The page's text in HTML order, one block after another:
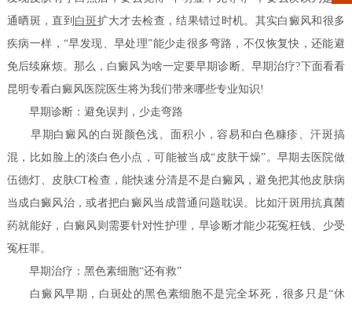
通晒斑，直到 白斑扩大才去检查，结果错过时机。其实白癜风和很多
疾病一样，“早发现、早处理”能少走很多弯路，不仅恢复快，还能避
免后续麻烦。那么，白癜风为啥一定要早期诊断、早期治疗?下面看看
昆明专看白癜风医院医生将为我们带来哪些专业知识!
早期诊断：避免误判，少走弯路
早期白癜风的白斑颜色浅、面积小，容易和白色糠疹、汗斑搞
混，比如脸上的淡白色小点，可能被当成“皮肤干燥”。早期去医院做
伍德灯、皮肤CT检查，能快速分清是不是白癜风，避免把其他皮肤病
当成白癜风治，或者把白癜风当成普通问题耽误。比如汗斑用抗真菌
药就能好，白癜风则需要针对性护理，早诊断才能少花冤枉钱、少受
冤枉罪。
早期治疗：黑色素细胞“还有救”
白癜风早期，白斑处的黑色素细胞不是完全坏死，很多只是“休